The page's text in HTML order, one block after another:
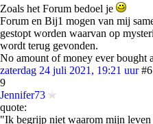
Zoals het Forum bedoel je
Forum en Bij1 mogen van mij
gestopt worden waarvan op
wordt terug gevonden.
No amount of money ever bought
zaterdag 24 juli 2021, 19:21 uur #6
9
Jennifer73
quote:
"Ik begrijp niet waarom mijn